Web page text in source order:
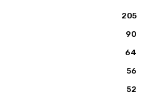
205
90
64
56
52